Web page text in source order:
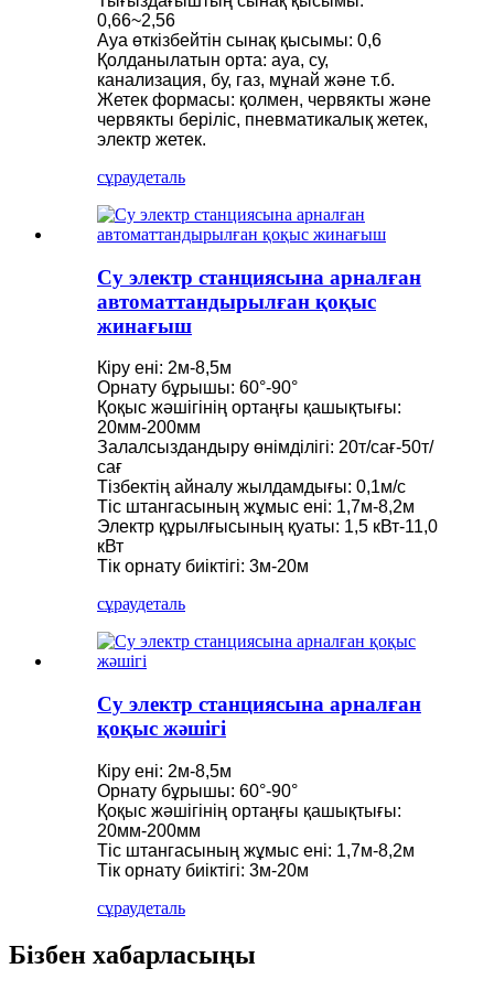
0,66~2,56
Ауа өткізбейтін сынақ қысымы: 0,6
Қолданылатын орта: ауа, су,
канализация, бу, газ, мұнай және т.б.
Жетек формасы: қолмен, червякты және
червякты беріліс, пневматикалық жетек,
электр жетек.
сұраудеталь
Су электр станциясына арналған
автоматтандырылған қоқыс
жинағыш
Кіру ені: 2м-8,5м
Орнату бұрышы: 60°-90°
Қоқыс жәшігінің ортаңғы қашықтығы:
20мм-200мм
Залалсыздандыру өнімділігі: 20т/сағ-50т/
сағ
Тізбектің айналу жылдамдығы: 0,1м/с
Тіс штангасының жұмыс ені: 1,7м-8,2м
Электр құрылғысының қуаты: 1,5 кВт-11,0
кВт
Тік орнату биіктігі: 3м-20м
сұраудеталь
Су электр станциясына арналған
қоқыс жәшігі
Кіру ені: 2м-8,5м
Орнату бұрышы: 60°-90°
Қоқыс жәшігінің ортаңғы қашықтығы:
20мм-200мм
Тіс штангасының жұмыс ені: 1,7м-8,2м
Тік орнату биіктігі: 3м-20м
сұраудеталь
Бізбен хабарласыңы